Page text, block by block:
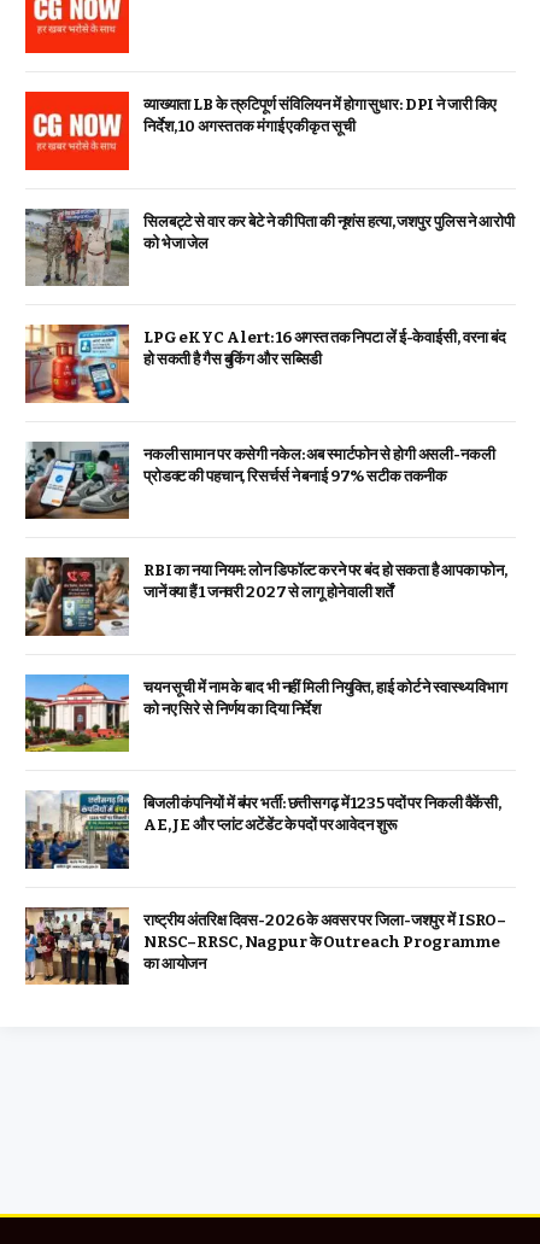
व्याख्याता LB के त्रुटिपूर्ण संविलियन में होगा सुधार: DPI ने जारी किए
निर्देश, 10 अगस्त तक मंगाई एकीकृत सूची
सिलबट्टे से वार कर बेटे ने की पिता की नृशंस हत्या, जशपुर पुलिस ने आरोपी
को भेजा जेल
LPG eKYC Alert: 16 अगस्त तक निपटा लें ई-केवाईसी, वरना बंद
हो सकती है गैस बुकिंग और सब्सिडी
नकली सामान पर कसेगी नकेल: अब स्मार्टफोन से होगी असली-नकली
प्रोडक्ट की पहचान, रिसर्चर्स ने बनाई 97% सटीक तकनीक
RBI का नया नियम: लोन डिफॉल्ट करने पर बंद हो सकता है आपका फोन,
जानें क्या हैं 1 जनवरी 2027 से लागू होने वाली शर्तें
चयन सूची में नाम के बाद भी नहीं मिली नियुक्ति, हाई कोर्ट ने स्वास्थ्य विभाग
को नए सिरे से निर्णय का दिया निर्देश
बिजली कंपनियों में बंपर भर्ती: छत्तीसगढ़ में 1235 पदों पर निकली वैकेंसी,
AE, JE और प्लांट अटेंडेंट के पदों पर आवेदन शुरू
राष्ट्रीय अंतरिक्ष दिवस-2026 के अवसर पर जिला-जशपुर में ISRO–
NRSC–RRSC, Nagpur के Outreach Programme
का आयोजन